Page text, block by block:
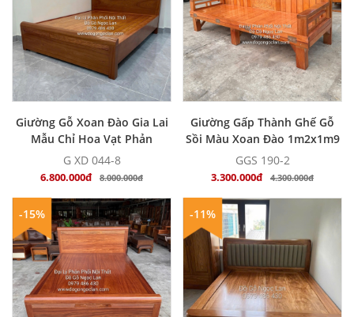
MUA NGAY
Giường Gỗ Xoan Đào Gia Lai
Mẫu Chỉ Hoa Vạt Phản
G XD 044-8
6.800.000đ 8.000.000đ
MUA NGAY
Giường Gấp Thành Ghế Gỗ
Sồi Màu Xoan Đào 1m2x1m9
GGS 190-2
3.300.000đ 4.300.000đ
-15% -11%